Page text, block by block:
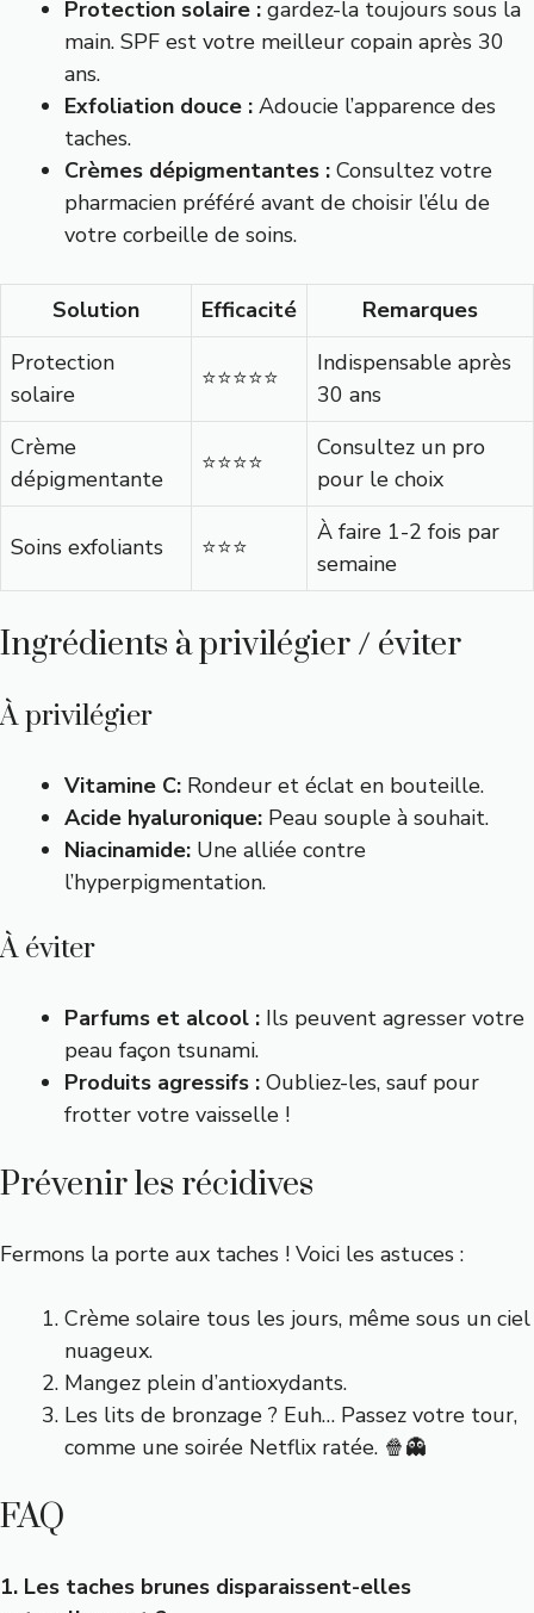
Protection solaire : gardez-la toujours sous la
main. SPF est votre meilleur copain après 30
ans.
Exfoliation douce : Adoucie l’apparence des
taches.
Crèmes dépigmentantes : Consultez votre
pharmacien préféré avant de choisir l’élu de
votre corbeille de soins.
Solution Efficacité
Remarques
Protection
solaire
⭐️⭐️⭐️⭐️⭐️
Indispensable après
30 ans
Crème
dépigmentante
⭐️⭐️⭐️⭐️
Consultez un pro
pour le choix
Soins exfoliants ⭐️⭐️⭐️
À faire 1-2 fois par
semaine
Ingrédients à privilégier / éviter
À privilégier
Vitamine C: Rondeur et éclat en bouteille.
Acide hyaluronique: Peau souple à souhait.
Niacinamide: Une alliée contre
l’hyperpigmentation.
À éviter
Parfums et alcool : Ils peuvent agresser votre
peau façon tsunami.
Produits agressifs : Oubliez-les, sauf pour
frotter votre vaisselle !
Prévenir les récidives
Fermons la porte aux taches ! Voici les astuces :
Crème solaire tous les jours, même sous un ciel
nuageux.
Mangez plein d’antioxydants.
Les lits de bronzage ? Euh… Passez votre tour,
comme une soirée Netflix ratée. 🍿👻
FAQ
1. Les taches brunes disparaissent-elles